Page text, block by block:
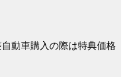
動車購入の際は特典価格